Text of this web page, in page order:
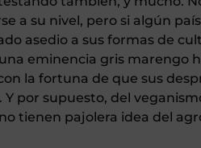
a su nivel, pero si algún
asedio a sus formas de
eminencia gris marengo
la fortuna de que sus
por supuesto, del
tienen pajolera idea del